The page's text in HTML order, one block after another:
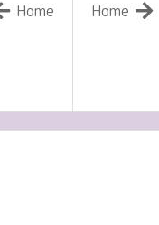
Home
Home